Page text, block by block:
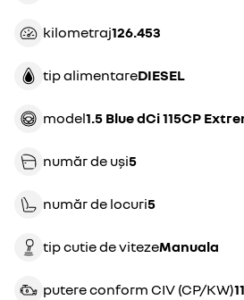
kilometraj 126.453
tip alimentare DIESEL
model 1.5 Blue dCi 115CP
număr de uși5
număr de locuri5
tip cutie de viteze manuala
putere conform CIV (CP/KW)